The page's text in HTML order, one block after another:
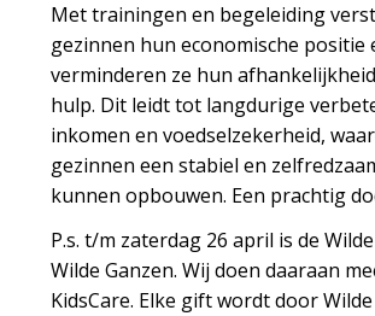
Met trainingen en begeleiding
gezinnen hun economische positie
verminderen ze hun
hulp. Dit leidt tot langdurige
inkomen en voedselzekerheid,
gezinnen een stabiel en
kunnen opbouwen. Een prachtig
P.s. t/m zaterdag 26 april is de
Wilde Ganzen. Wij doen daaraan
KidsCare. Elke gift wordt door